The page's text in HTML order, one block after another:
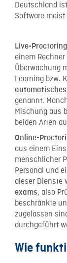
Deutschland
Software meist
Live-Proctoring
einem
Überwachung
Learning bzw.
genannt.
Mischung aus
beiden Arten
Online-
aus einem
menschlicher
Personal und
dieser Dienste
exams, also
beschränkte
zugelassen
durchgeführt
Wie